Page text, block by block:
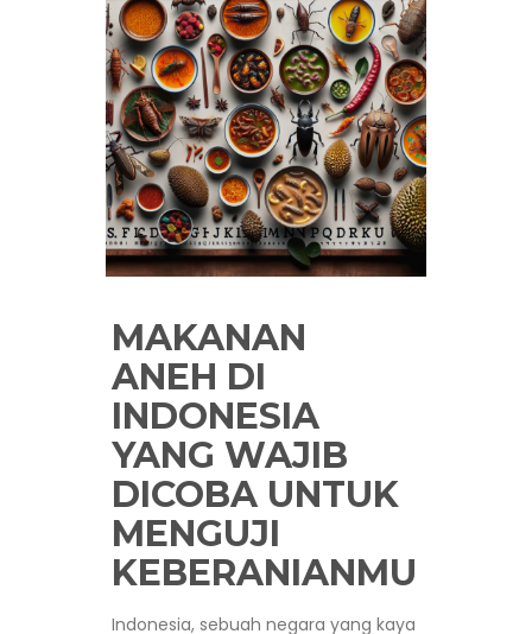
MAKANAN
ANEH DI
INDONESIA
YANG WAJIB
DICOBA UNTUK
MENGUJI
KEBERANIANMU
Indonesia, sebuah negara yang kaya